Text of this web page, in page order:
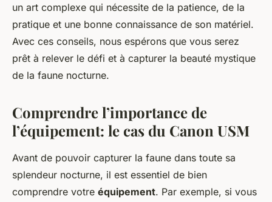
un art complexe qui nécessite de la patience, de la
pratique et une bonne connaissance de son matériel.
Avec ces conseils, nous espérons que vous serez
prêt à relever le défi et à capturer la beauté mystique
de la faune nocturne.
Comprendre l’importance de
l’équipement: le cas du Canon USM
Avant de pouvoir capturer la faune dans toute sa
splendeur nocturne, il est essentiel de bien
comprendre votre équipement. Par exemple, si vous